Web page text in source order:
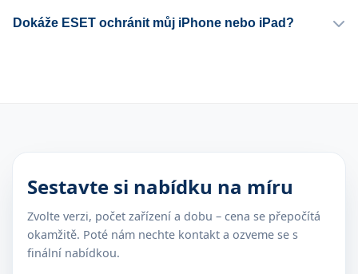
Dokáže ESET ochránit můj iPhone nebo iPad?
Sestavte si nabídku na míru
Zvolte verzi, počet zařízení a dobu – cena se přepočítá
okamžitě. Poté nám nechte kontakt a ozveme se s
finální nabídkou.